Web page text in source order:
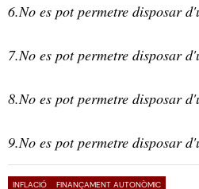
6.No es pot permetre disposar
7.No es pot permetre disposar
8.No es pot permetre disposar
9.No es pot permetre disposar
INFLACIÓ FINANÇAMENT AUTONÒMIC